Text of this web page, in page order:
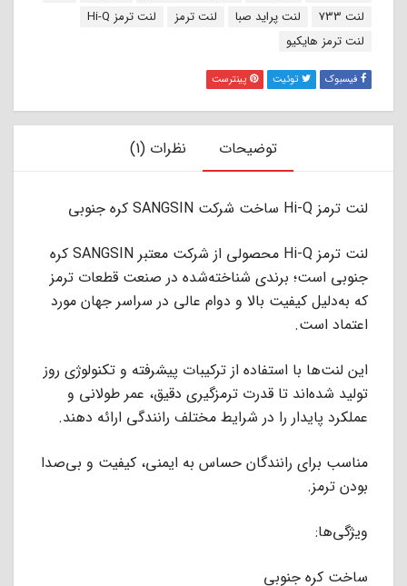
لنت 733
لنت پراید صبا لنت ترمز
لنت ترمز Hi-Q
لنت ترمز هایکیو
فیسبوک توئیت پینترست
توضیحات نظرات (1)
لنت ترمز Hi-Q ساخت شرکت SANGSIN کره جنوبی
لنت ترمز Hi-Q محصولی از شرکت معتبر SANGSIN کره‌
جنوبی است؛ برندی شناخته‌شده در صنعت قطعات ترمز
که به‌دلیل کیفیت بالا و دوام عالی در سراسر جهان مورد
اعتماد است.
این لنت‌ها با استفاده از ترکیبات پیشرفته و تکنولوژی روز
تولید شده‌اند تا قدرت ترمزگیری دقیق، عمر طولانی و
عملکرد پایدار را در شرایط مختلف رانندگی ارائه دهند.
مناسب برای رانندگان حساس به ایمنی، کیفیت و بی‌صدا
بودن ترمز.
ویژگی‌ها:
ساخت کره جنوبی